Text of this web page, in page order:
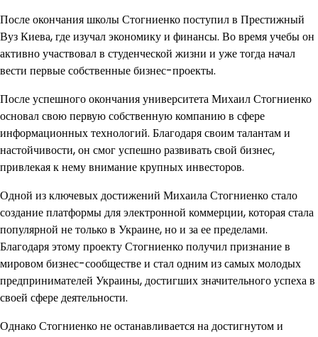
После окончания школы Стогниенко поступил в Престижный
Вуз Киева, где изучал экономику и финансы. Во время учебы он
активно участвовал в студенческой жизни и уже тогда начал
вести первые собственные бизнес-проекты.
После успешного окончания университета Михаил Стогниенко
основал свою первую собственную компанию в сфере
информационных технологий. Благодаря своим талантам и
настойчивости, он смог успешно развивать свой бизнес,
привлекая к нему внимание крупных инвесторов.
Одной из ключевых достижений Михаила Стогниенко стало
создание платформы для электронной коммерции, которая стала
популярной не только в Украине, но и за ее пределами.
Благодаря этому проекту Стогниенко получил признание в
мировом бизнес-сообществе и стал одним из самых молодых
предпринимателей Украины, достигших значительного успеха в
своей сфере деятельности.
Однако Стогниенко не останавливается на достигнутом и